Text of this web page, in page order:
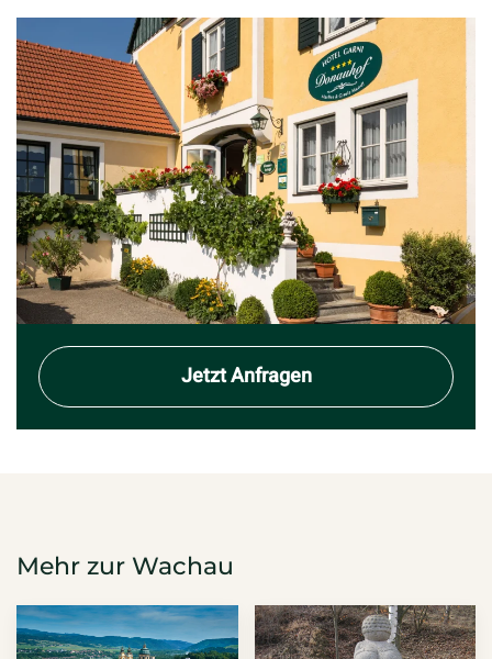
Jetzt Anfragen
Mehr zur Wachau